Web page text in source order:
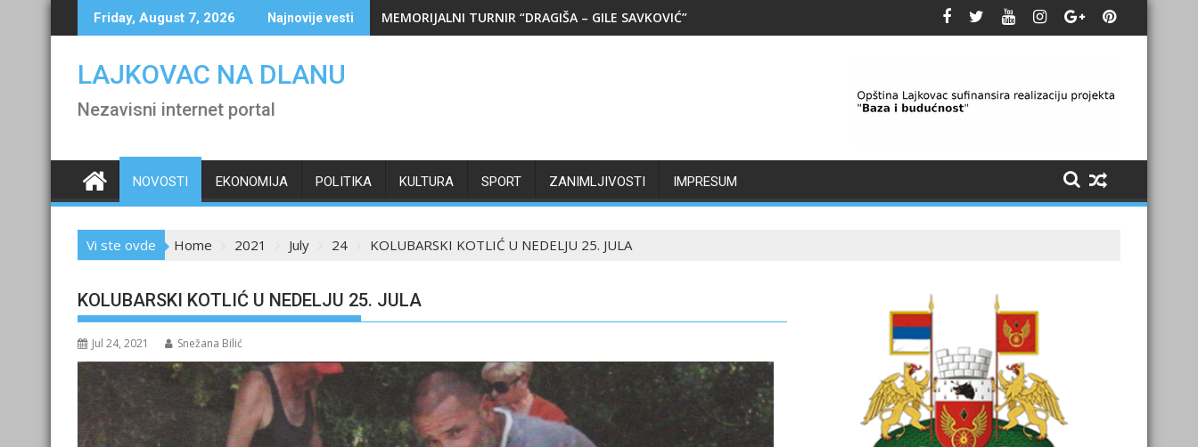
to
Friday, August 7, 2026 Najnovije vesti MEMORIJALNI TURNIR “DRAGIŠA – GILE SAVKOVIĆ”
LAJKOVAC NA DLANU
Nezavisni internet portal
NOVOSTI EKONOMIJA POLITIKA KULTURA SPORT ZANIMLJIVOSTI IMPRESUM
Vi ste ovde Home 2021 July 24 KOLUBARSKI KOTLIĆ U NEDELJU 25. JULA
KOLUBARSKI KOTLIĆ U NEDELJU 25. JULA
Jul 24, 2021 Snežana Bilić